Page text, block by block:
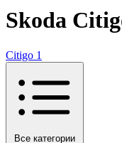
Skoda
Citigo 1
Все категории